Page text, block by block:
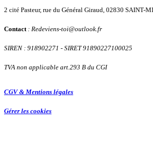
2 cité Pasteur, rue du Général Giraud, 02830 SAINT-
Contact : Redeviens-toi@outlook.fr
SIREN : 918902271 - SIRET 91890227100025
TVA non applicable art.293 B du CGI
CGV & Mentions légales
Gérer les cookies